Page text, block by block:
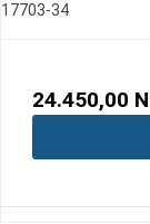
17703-34
24.450,00